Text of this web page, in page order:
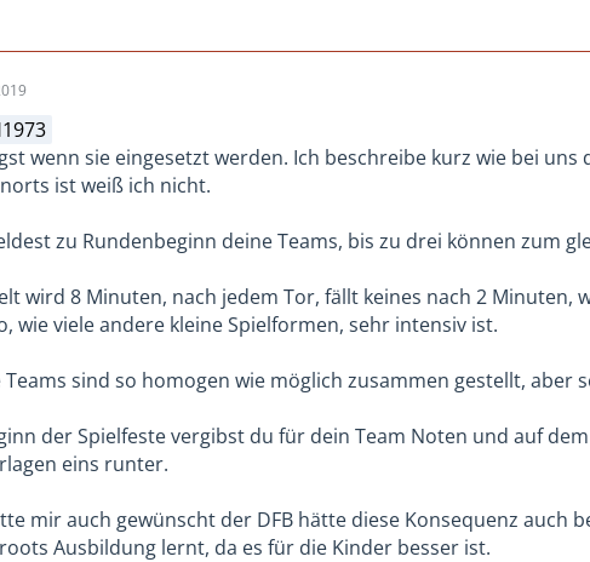
wenn sie eingesetzt werden. Ich beschreibe kurz wie bei
ist weiß ich nicht.
zu Rundenbeginn deine Teams, bis zu drei können zum
wird 8 Minuten, nach jedem Tor, fällt keines nach 2
wie viele andere kleine Spielformen, sehr intensiv ist.
Teams sind so homogen wie möglich zusammen gestellt, aber
der Spielfeste vergibst du für dein Team Noten und auf
eins runter.
mir auch gewünscht der DFB hätte diese Konsequenz auch
Ausbildung lernt, da es für die Kinder besser ist.